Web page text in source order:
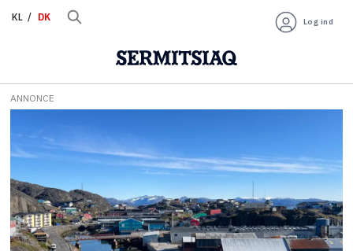
KL DK Log ind
Tag:
projekt
ren
by
ANNONCE